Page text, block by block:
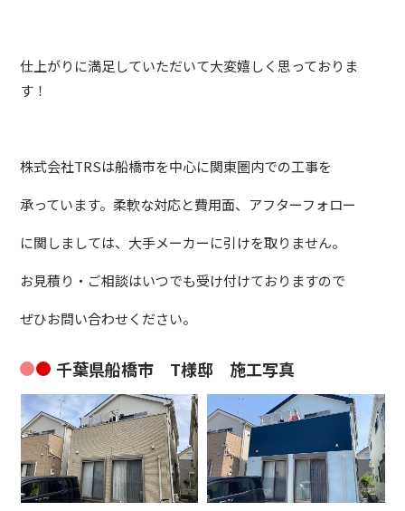
仕上がりに満足していただいて大変嬉しく思っておりま
す！
株式会社TRSは船橋市を中心に関東圏内での工事を
承っています。柔軟な対応と費用面、アフターフォロー
に関しましては、大手メーカーに引けを取りません。
お見積り・ご相談はいつでも受け付けておりますので
ぜひお問い合わせください。
千葉県船橋市 T様邸 施工写真